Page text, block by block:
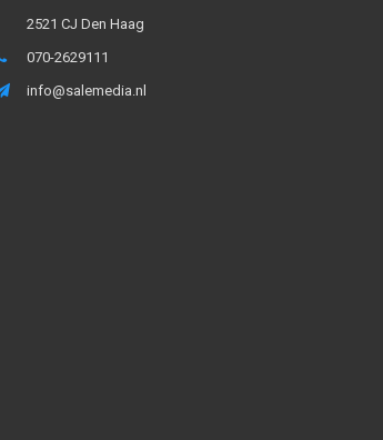
2521 CJ Den Haag
070-2629111
info@salemedia.nl